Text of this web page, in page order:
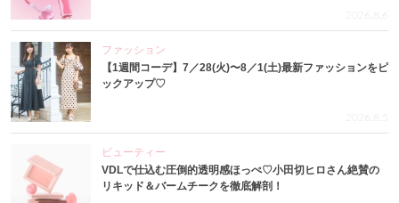
2026.8.6
ファッション
【1週間コーデ】7／28(火)〜8／1(土)最新ファッションをピ
ックアップ♡
2026.8.5
ビューティー
VDLで仕込む圧倒的透明感ほっぺ♡小田切ヒロさん絶賛の
リキッド＆バームチークを徹底解剖！